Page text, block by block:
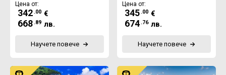
Цена от:
342 .00 €
668 .89 лв.
Научете повече
Цена от:
345 .00 €
674 .76 лв.
Научете повече